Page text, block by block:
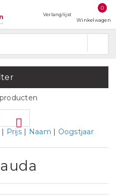
Verlanglijst
0
Winkelwagen
producten
| Prijs | Naam | Oogstjaar